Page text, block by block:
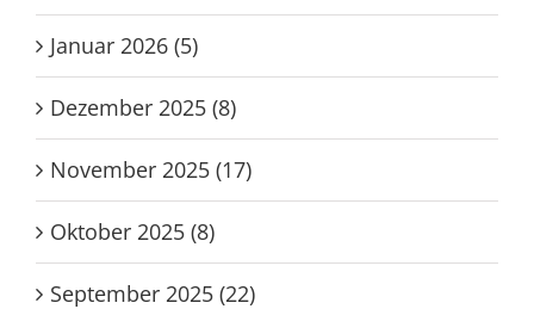
Januar 2026 (5)
Dezember 2025 (8)
November 2025 (17)
Oktober 2025 (8)
September 2025 (22)